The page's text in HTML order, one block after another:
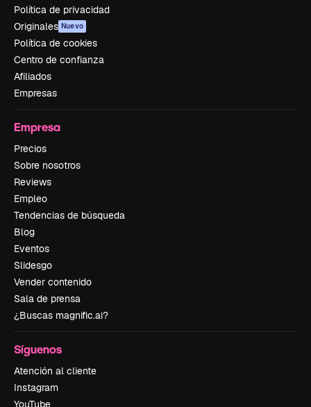
Política de privacidad
Originales Nuevo
Política de cookies
Centro de confianza
Afiliados
Empresas
Empresa
Precios
Sobre nosotros
Reviews
Empleo
Tendencias de búsqueda
Blog
Eventos
Slidesgo
Vender contenido
Sala de prensa
¿Buscas magnific.ai?
Síguenos
Atención al cliente
Instagram
YouTube